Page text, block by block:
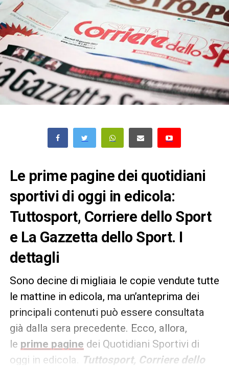
Le prime pagine dei quotidiani
sportivi di oggi in edicola:
Tuttosport, Corriere dello Sport
e La Gazzetta dello Sport. I
dettagli
Sono decine di migliaia le copie vendute tutte
le mattine in edicola, ma un’anteprima dei
principali contenuti può essere consultata
già dalla sera precedente. Ecco, allora,
le prime pagine dei Quotidiani Sportivi di
oggi in edicola.
Tuttosport, Corriere dello